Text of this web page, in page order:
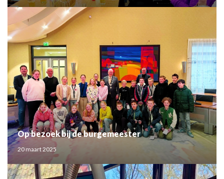
Op bezoek bij de burgemeester
20 maart 2025